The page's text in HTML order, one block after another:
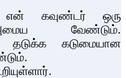
என் கவுண்டர் ஒரு
வேண்டும்.
தடுக்க கடுமையான